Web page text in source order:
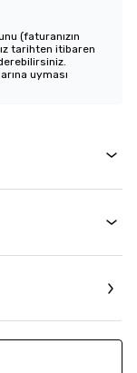
(faturanızın
tarihten itibaren
uyması